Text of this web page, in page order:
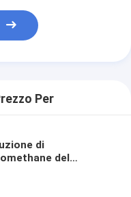
Per
di
del